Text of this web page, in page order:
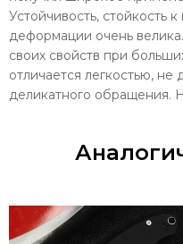
Устойчивость, стойкость
деформации очень
своих свойств при
отличается легкостью,
деликатного обращения.